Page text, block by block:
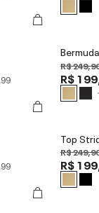
R$
R$
Top
R$
R$